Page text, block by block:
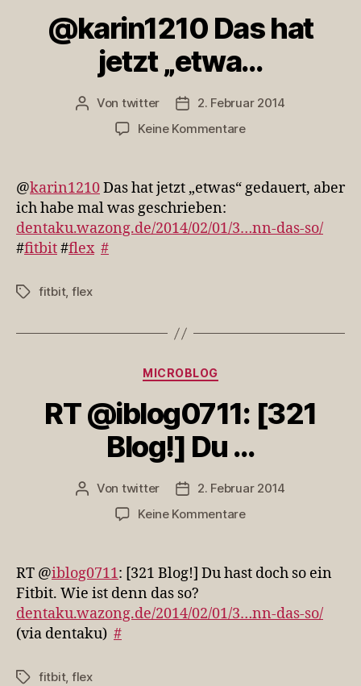
@karin1210 Das hat
jetzt „etwa…
Beitragsautor
Von twitter Veröffentlichungsdatum
2. Februar 2014
Keine Kommentarezu
hat
jetzt
@karin1210Das hat jetzt „etwas“ gedauert, aber
ich habe mal was geschrieben:
dentaku.wazong.de/2014/02/01/3…nn-das-so/
#fitbit#flex #
Schlagwörter
fitbit, flex
Kategorien
MICROBLOG
RT @iblog0711: [321
Blog!] Du …
Beitragsautor
Von twitter Veröffentlichungsdatum
2. Februar 2014
Keine Kommentarezu
[321
…
RT @iblog0711: [321 Blog!] Du hast doch so ein
Fitbit. Wie ist denn das so?
dentaku.wazong.de/2014/02/01/3…nn-das-so/
(via dentaku) #
Schlagwörter
fitbit, flex